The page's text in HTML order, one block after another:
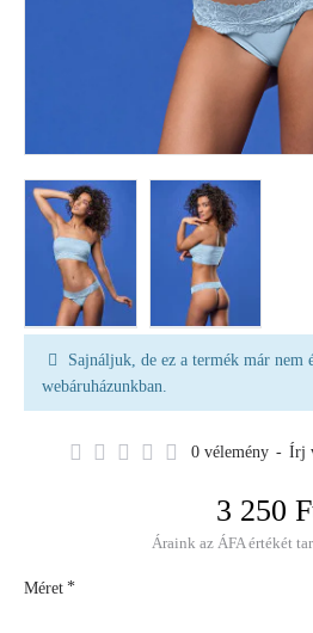
Sajnáljuk, de ez a termék már nem
webáruházunkban.
0 vélemény - Írj
3 250
Áraink az ÁFA értékét
Méret